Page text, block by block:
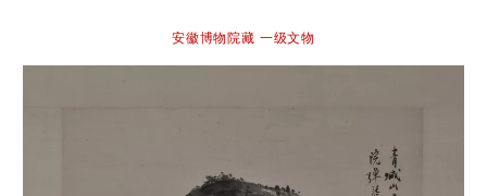
安徽博物院藏 一级文物